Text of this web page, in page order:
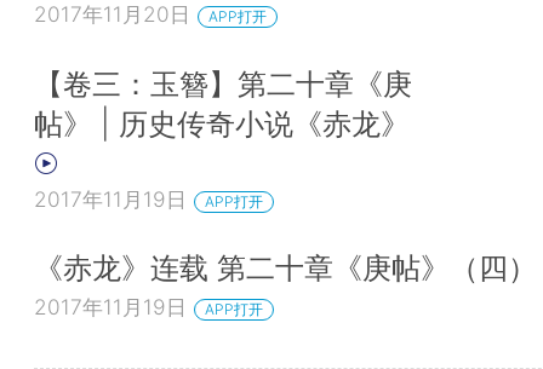
2017年11月20日 APP打开
【卷三：玉簪】第二十章《庚
帖》 | 历史传奇小说《赤龙》
2017年11月19日 APP打开
《赤龙》连载 第二十章《庚帖》（四）
2017年11月19日 APP打开